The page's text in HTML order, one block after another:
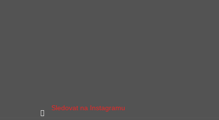
Sledovat na Instagramu